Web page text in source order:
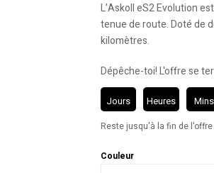
L’Askoll eS2 Evolution
tenue de route. Doté de
kilomètres.
Dépêche-toi! L'offre se
Jours Heures Mins
Reste jusqu'à la fin de l'offre
Couleur